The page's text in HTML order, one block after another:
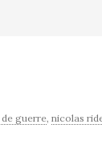
de guerre, nicolas